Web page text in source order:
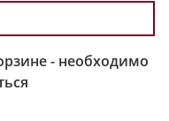
- необходимо